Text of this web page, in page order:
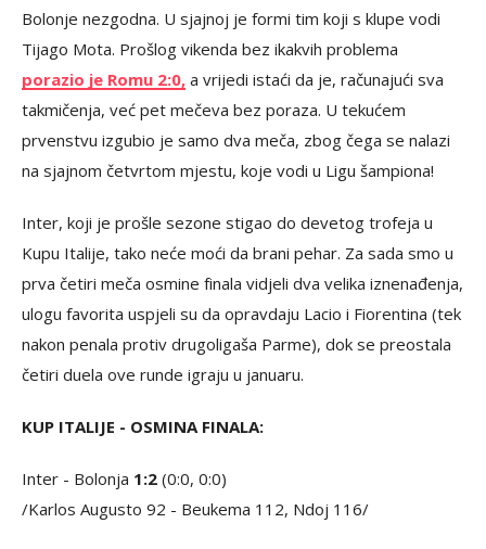
Bolonje nezgodna. U sjajnoj je formi tim koji s klupe vodi
Tijago Mota. Prošlog vikenda bez ikakvih problema
porazio je Romu 2:0, a vrijedi istaći da je, računajući sva
takmičenja, već pet mečeva bez poraza. U tekućem
prvenstvu izgubio je samo dva meča, zbog čega se nalazi
na sjajnom četvrtom mjestu, koje vodi u Ligu šampiona!
Inter, koji je prošle sezone stigao do devetog trofeja u
Kupu Italije, tako neće moći da brani pehar. Za sada smo u
prva četiri meča osmine finala vidjeli dva velika iznenađenja,
ulogu favorita uspjeli su da opravdaju Lacio i Fiorentina (tek
nakon penala protiv drugoligaša Parme), dok se preostala
četiri duela ove runde igraju u januaru.
KUP ITALIJE - OSMINA FINALA:
Inter - Bolonja 1:2 (0:0, 0:0)
/Karlos Augusto 92 - Beukema 112, Ndoj 116/